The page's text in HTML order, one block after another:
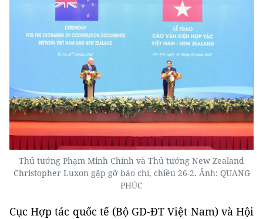
Thủ tướng Phạm Minh Chính và Thủ tướng New Zealand
Christopher Luxon gặp gỡ báo chí, chiều 26-2. Ảnh: QUANG
PHÚC
Cục Hợp tác quốc tế (Bộ GD-ĐT Việt Nam) và Hội